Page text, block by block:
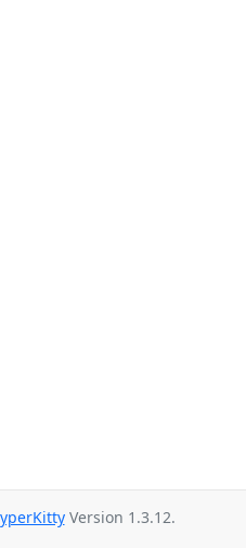
Version 1.3.12.